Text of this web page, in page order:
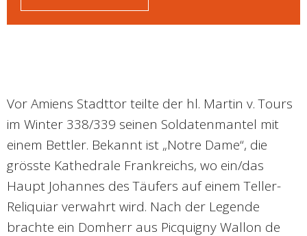
Vor Amiens Stadttor teilte der hl. Martin v. Tours
im Winter 338/339 seinen Soldatenmantel mit
einem Bettler. Bekannt ist „Notre Dame“, die
grösste Kathedrale Frankreichs, wo ein/das
Haupt Johannes des Täufers auf einem Teller-
Reliquiar verwahrt wird. Nach der Legende
brachte ein Domherr aus Picquigny Wallon de